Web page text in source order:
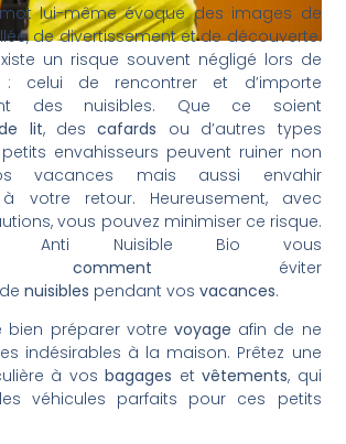
lui-même évoque des images de
de divertissement et de découverte.
un risque souvent négligé lors de
celui de rencontrer et d’importe
des nuisibles. Que ce soient
lit, descafards ou d’autres types
envahisseurs peuvent ruiner non
vacances mais aussi envahir
à votre retour. Heureusement, avec
vous pouvez minimiser ce risque.
Anti Nuisible Bio vous
comment éviter
denuisibles pendant vosvacances.
bien préparer votre voyage afin de ne
indésirables à la maison. Prêtez une
à vosbagages etvêtements, qui
véhicules parfaits pour ces petits